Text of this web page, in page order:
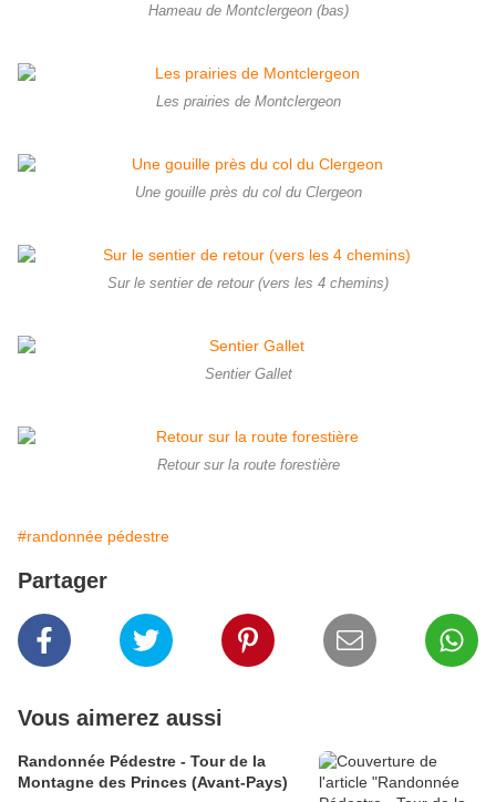
Hameau de Montclergeon (bas)
Les prairies de Montclergeon
Une gouille près du col du Clergeon
Sur le sentier de retour (vers les 4 chemins)
Sentier Gallet
Retour sur la route forestière
#randonnée pédestre
Partager
Vous aimerez aussi
Randonnée Pédestre - Tour de la
Montagne des Princes (Avant-Pays)